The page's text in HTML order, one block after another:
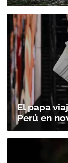
El papa
Perú en